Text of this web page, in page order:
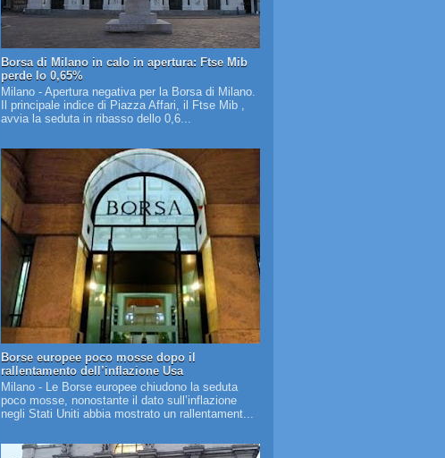
Borsa di Milano in calo in apertura: Ftse Mib
perde lo 0,65%
Milano - Apertura negativa per la Borsa di Milano.
Il principale indice di Piazza Affari, il Ftse Mib ,
avvia la seduta in ribasso dello 0,6...
Borse europee poco mosse dopo il
rallentamento dell’inflazione Usa
Milano - Le Borse europee chiudono la seduta
poco mosse, nonostante il dato sull’inflazione
negli Stati Uniti abbia mostrato un rallentament...